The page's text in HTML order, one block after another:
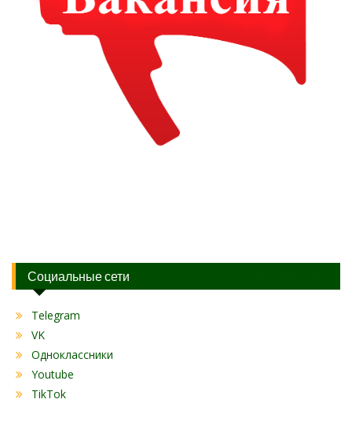
Социальные сети
Telegram
VK
Одноклассники
Youtube
TikTok